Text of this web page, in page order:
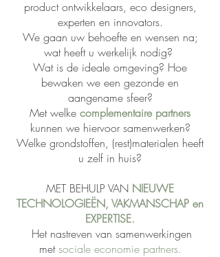
product ontwikkelaars, eco designers,
experten en innovators.
We gaan uw behoefte en wensen na;
wat heeft u werkelijk nodig?
Wat is de ideale omgeving? Hoe
bewaken we een gezonde en
aangename sfeer?
Met welke complementaire partners
kunnen we hiervoor samenwerken?
Welke grondstoffen, (rest)materialen heeft
u zelf in huis?
MET BEHULP VAN NIEUWE
TECHNOLOGIEËN, VAKMANSCHAP en
EXPERTISE.
Het nastreven van samenwerkingen
metsociale economie partners.